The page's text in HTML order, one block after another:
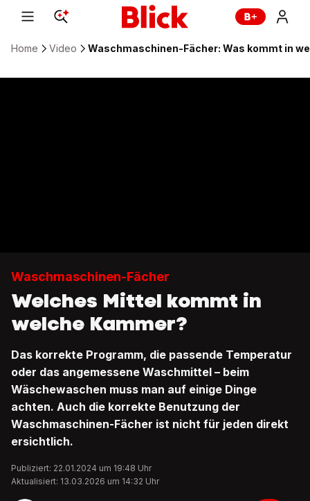
Home Video Waschmaschinen-Fächer: Was kommt in
Waschmaschinen-Fächer
Welches Mittel kommt in
welche Kammer?
Das korrekte Programm, die passende Temperatur
oder das angemessene Waschmittel – beim
Wäschewaschen muss man auf einige Dinge
achten. Auch die korrekte Benutzung der
Waschmaschinen-Fächer ist nicht für jeden direkt
ersichtlich.
Publiziert: 22.01.2024 um 19:48 Uhr
Aktualisiert: 13.03.2026 um 14:32 Uhr